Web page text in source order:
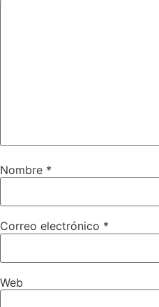
Nombre *
Correo electrónico *
Web